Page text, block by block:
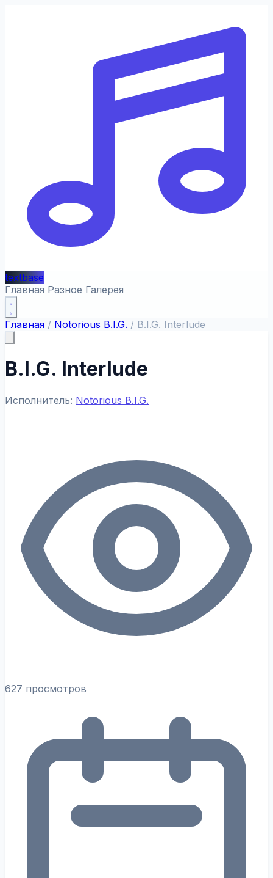
textbase
Главная Разное Галерея
Главная / Notorious B.I.G. / B.I.G. Interlude
B.I.G. Interlude
Исполнитель: Notorious B.I.G.
627 просмотров